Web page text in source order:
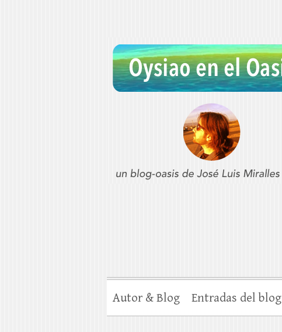
Oysiao en el Oasis
REFLEXIONES SOBRE CONSERVATORIOS
Autor & Blog Entradas del blog